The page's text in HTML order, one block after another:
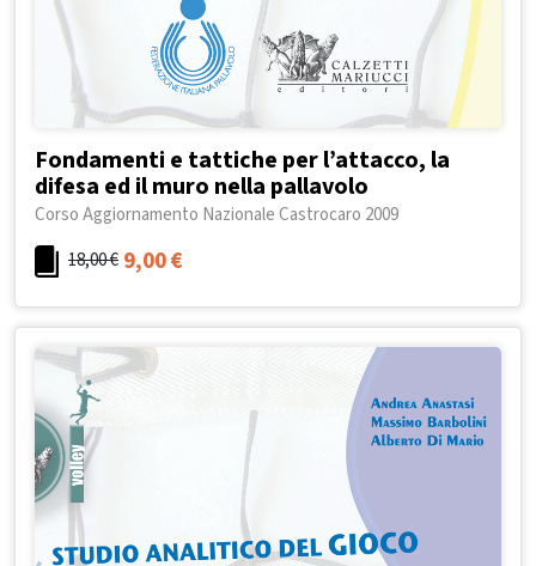
Fondamenti e tattiche per l’attacco, la
difesa ed il muro nella pallavolo
Corso Aggiornamento Nazionale Castrocaro 2009
18,00€ 9,00€